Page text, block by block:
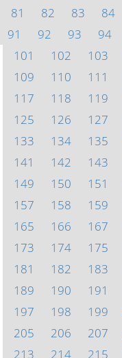
81
82 83 84
91
92 93 94
101
102 103
109
110 111
117
118 119
125
126 127
133
134 135
141
142 143
149
150 151
157
158 159
165
166 167
173
174 175
181
182 183
189
190 191
197
198 199
205
206 207
213
214 215